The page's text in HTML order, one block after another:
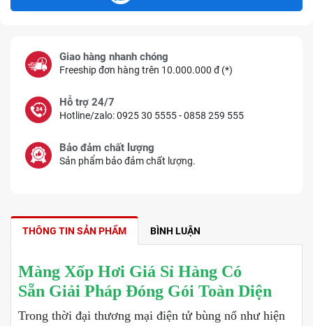
Giao hàng nhanh chóng
Freeship đơn hàng trên 10.000.000 đ (*)
Hỗ trợ 24/7
Hotline/zalo: 0925 30 5555 - 0858 259 555
Bảo đảm chất lượng
Sản phẩm bảo đảm chất lượng.
THÔNG TIN SẢN PHẨM BÌNH LUẬN
Màng Xốp Hơi Giá Sỉ Hàng Có
Sẵn Giải Pháp Đóng Gói Toàn Diện
Trong thời đại thương mại điện tử bùng nổ như hiện